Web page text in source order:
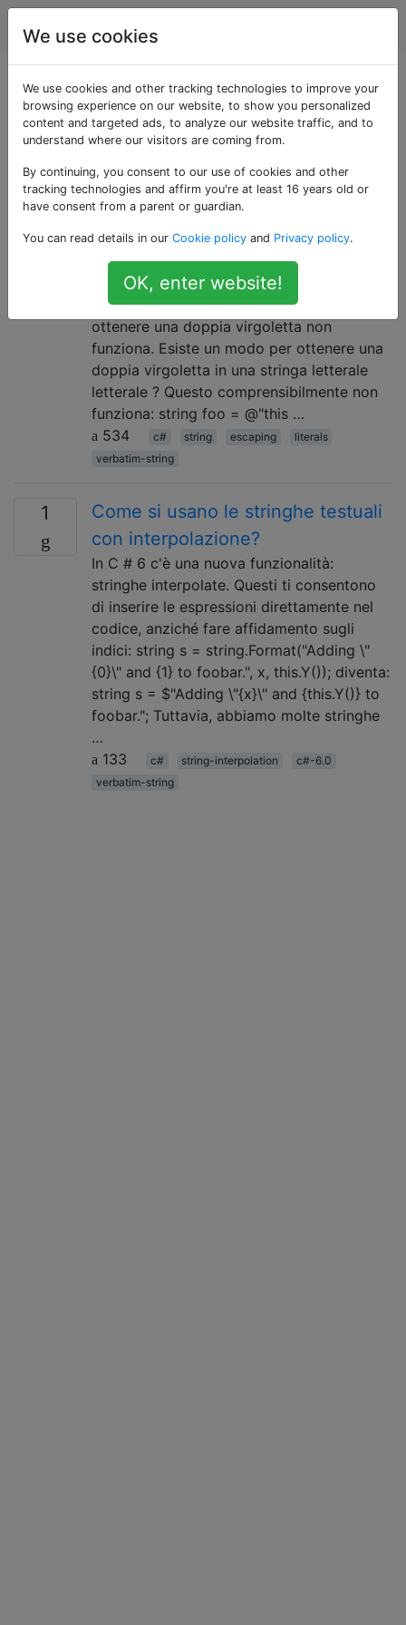
Programmazione
Domande taggate
«verbatim-string»
4
Posso evitare una doppia
virgoletta in una stringa letterale
letterale?
In una stringa letterale letterale (@ "pippo")
in C #, le barre rovesciate non vengono
trattate come escape, quindi fare \ "per
ottenere una doppia virgoletta non
funziona. Esiste un modo per ottenere una
doppia virgoletta in una stringa letterale
letterale ? Questo comprensibilmente non
funziona: string foo = @"this …
534
c# string escaping
literals
verbatim-string
1
Come si usano le stringhe testuali
con interpolazione?
In C # 6 c'è una nuova funzionalità:
stringhe interpolate. Questi ti consentono
di inserire le espressioni direttamente nel
codice, anziché fare affidamento sugli
indici: string s = string.Format("Adding \"
{0}\" and {1} to foobar.", x, this.Y()); diventa:
string s = $"Adding \"{x}\" and {this.Y()} to
foobar."; Tuttavia, abbiamo molte stringhe
…
133
c# string-interpolation
c#-6.0
verbatim-string
We use cookies
We use cookies and other tracking technologies to improve your
browsing experience on our website, to show you personalized
content and targeted ads, to analyze our website traffic, and to
understand where our visitors are coming from.
By continuing, you consent to our use of cookies and other
tracking technologies and affirm you're at least 16 years old or
have consent from a parent or guardian.
You can read details in our Cookie policy and Privacy policy.
OK, enter website!